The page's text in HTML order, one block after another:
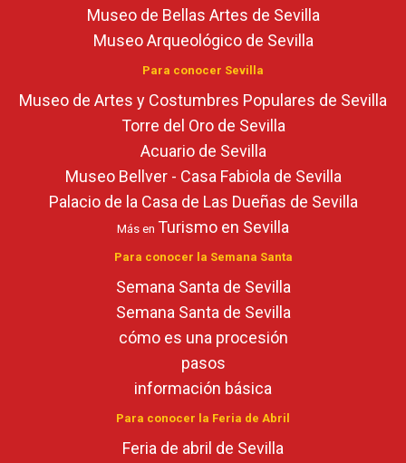
Museo de Bellas Artes de Sevilla
Museo Arqueológico de Sevilla
Para conocer Sevilla
Museo de Artes y Costumbres Populares de Sevilla
Torre del Oro de Sevilla
Acuario de Sevilla
Museo Bellver - Casa Fabiola de Sevilla
Palacio de la Casa de Las Dueñas de Sevilla
Más en Turismo en Sevilla
Para conocer la Semana Santa
Semana Santa de Sevilla
Semana Santa de Sevilla
cómo es una procesión
pasos
información básica
Para conocer la Feria de Abril
Feria de abril de Sevilla